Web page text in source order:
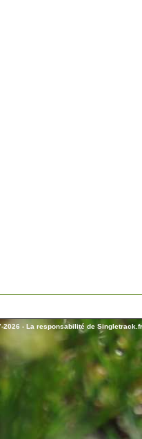
2026 - La responsabilité de